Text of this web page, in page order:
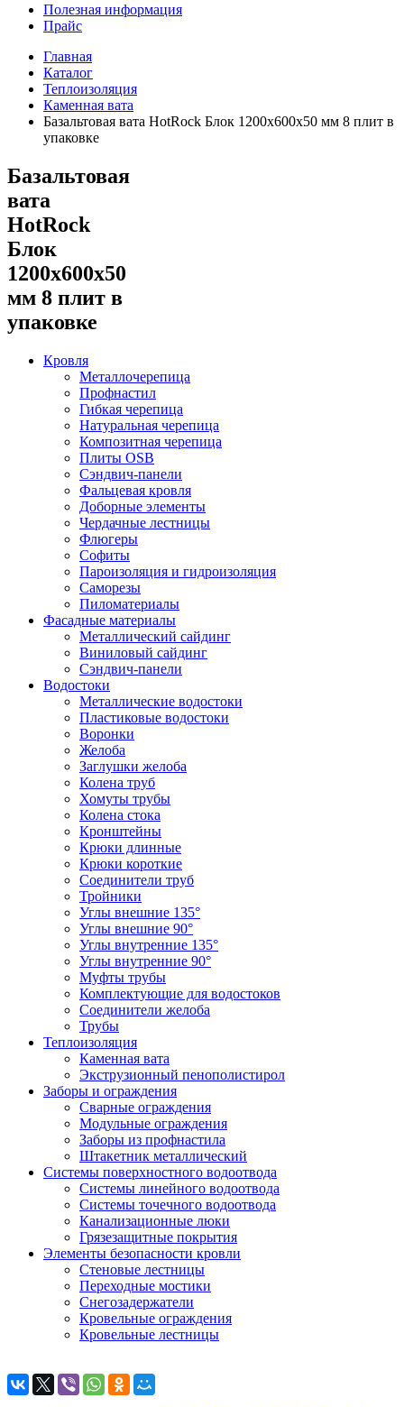
Полезная информация
Прайс
Главная
Каталог
Теплоизоляция
Каменная вата
Базальтовая вата HotRock Блок 1200x600x50 мм 8 плит в
упаковке
Базальтовая
вата
HotRock
Блок
1200x600x50
мм 8 плит в
упаковке
Кровля
Металлочерепица
Профнастил
Гибкая черепица
Натуральная черепица
Композитная черепица
Плиты OSB
Сэндвич-панели
Фальцевая кровля
Доборные элементы
Чердачные лестницы
Флюгеры
Софиты
Пароизоляция и гидроизоляция
Саморезы
Пиломатериалы
Фасадные материалы
Металлический сайдинг
Виниловый сайдинг
Сэндвич-панели
Водостоки
Металлические водостоки
Пластиковые водостоки
Воронки
Желоба
Заглушки желоба
Колена труб
Хомуты трубы
Колена стока
Кронштейны
Крюки длинные
Крюки короткие
Соединители труб
Тройники
Углы внешние 135°
Углы внешние 90°
Углы внутренние 135°
Углы внутренние 90°
Муфты трубы
Комплектующие для водостоков
Соединители желоба
Трубы
Теплоизоляция
Каменная вата
Экструзионный пенополистирол
Заборы и ограждения
Сварные ограждения
Модульные ограждения
Заборы из профнастила
Штакетник металлический
Системы поверхностного водоотвода
Системы линейного водоотвода
Системы точечного водоотвода
Канализационные люки
Грязезащитные покрытия
Элементы безопасности кровли
Стеновые лестницы
Переходные мостики
Снегозадержатели
Кровельные ограждения
Кровельные лестницы